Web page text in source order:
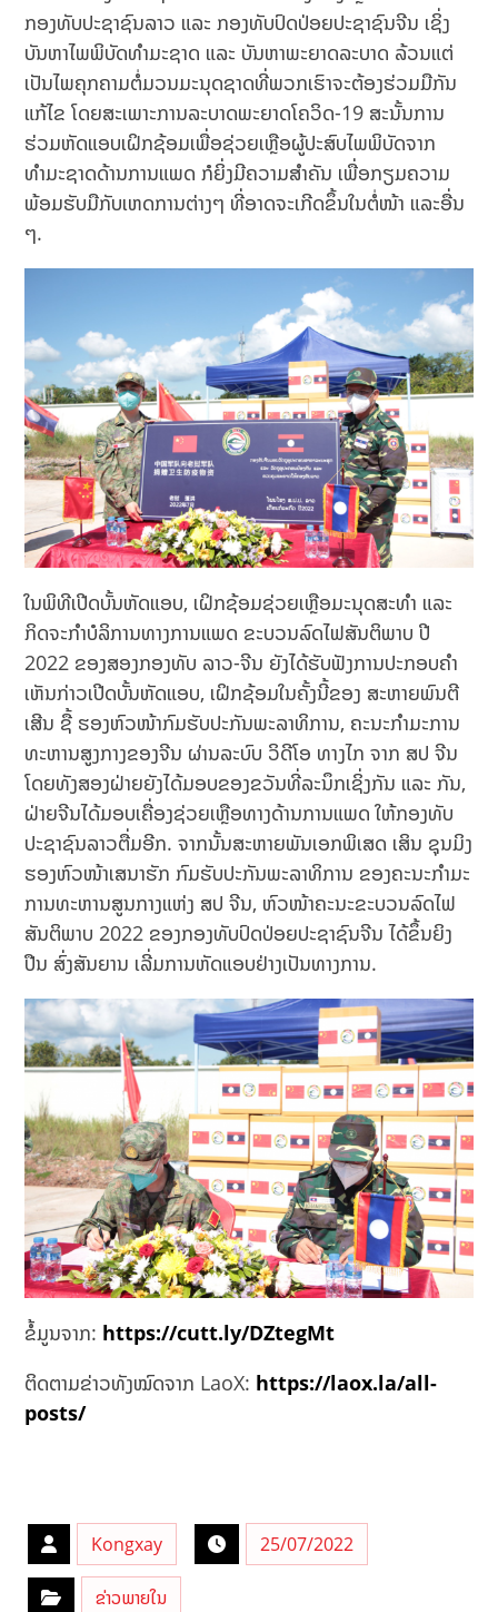
ກອງທັບປະຊາຊົນລາວ ແລະ ກອງທັບປົດປ່ອຍປະຊາຊົນຈີນ ເຊິ່ງ
ບັນຫາໄພພິບັດທຳມະຊາດ ແລະ ບັນຫາພະຍາດລະບາດ ລ້ວນແຕ່
ເປັນໄພຄຸກຄາມຕໍ່ມວນມະນຸດຊາດທີ່ພວກເຮົາຈະຕ້ອງຮ່ວມມືກັນ
ແກ້ໄຂ ໂດຍສະເພາະການລະບາດພະຍາດໂຄວິດ-19 ສະນັ້ນການ
ຮ່ວມຫັດແອບເຝິກຊ້ອມເພື່ອຊ່ວຍເຫຼືອຜູ້ປະສົບໄພພິບັດຈາກ
ທຳມະຊາດດ້ານການແພດ ກໍຍິ່ງມີຄວາມສຳຄັນ ເພື່ອກຽມຄວາມ
ພ້ອມຮັບມືກັບເຫດການຕ່າງໆ ທີ່ອາດຈະເກີດຂຶ້ນໃນຕໍ່ໜ້າ ແລະອື່ນ
ໆ.
ໃນພິທີເປີດບັ້ນຫັດແອບ, ເຝິກຊ້ອມຊ່ວຍເຫຼືອມະນຸດສະທຳ ແລະ
ກິດຈະກໍາບໍລິການທາງການແພດ ຂະບວນລົດໄຟສັນຕິພາບ ປີ
2022 ຂອງສອງກອງທັບ ລາວ-ຈີນ ຍັງໄດ້ຮັບຟັງການປະກອບຄໍາ
ເຫັນກ່າວເປີດບັ້ນຫັດແອບ, ເຝິກຊ້ອມໃນຄັ້ງນີ້ຂອງ ສະຫາຍພົນຕີ
ເສີນ ຊື້ ຮອງຫົວໜ້າກົມຮັບປະກັນພະລາທິການ, ຄະນະກໍາມະການ
ທະຫານສູງກາງຂອງຈີນ ຜ່ານລະບົບ ວິດີໂອ ທາງໄກ ຈາກ ສປ ຈີນ
ໂດຍທັງສອງຝ່າຍຍັງໄດ້ມອບຂອງຂວັນທີ່ລະນຶກເຊິ່ງກັນ ແລະ ກັນ,
ຝ່າຍຈີນໄດ້ມອບເຄື່ອງຊ່ວຍເຫຼືອທາງດ້ານການແພດ ໃຫ້ກອງທັບ
ປະຊາຊົນລາວຕື່ມອີກ. ຈາກນັ້ນສະຫາຍພັນເອກພິເສດ ເສິນ ຊຸນມິງ
ຮອງຫົວໜ້າເສນາຮັກ ກົມຮັບປະກັນພະລາທິການ ຂອງຄະນະກໍາມະ
ການທະຫານສູນກາງແຫ່ງ ສປ ຈີນ, ຫົວໜ້າຄະນະຂະບວນລົດໄຟ
ສັນຕິພາບ 2022 ຂອງກອງທັບປົດປ່ອຍປະຊາຊົນຈີນ ໄດ້ຂຶ້ນຍິງ
ປືນ ສົ່ງສັນຍານ ເລີ່ມການຫັດແອບຢ່າງເປັນທາງການ.
ຂໍ້ມູນຈາກ: https://cutt.ly/DZtegMt
ຕິດຕາມຂ່າວທັງໝົດຈາກ LaoX: https://laox.la/all-
posts/
Kongxay 25/07/2022
ຂ່າວພາຍໃນ